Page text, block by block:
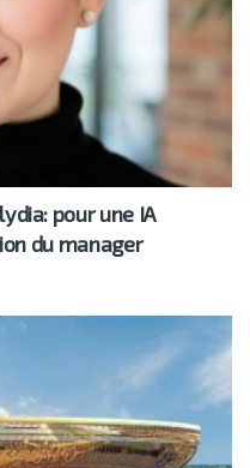
pour une IA
du manager